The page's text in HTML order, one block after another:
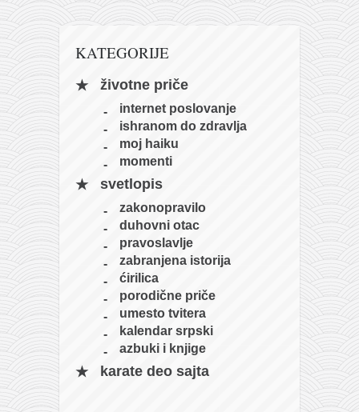
karate
kushanku
temashiwari
timbei rochin
tsunami dojo
KATEGORIJE
životne priče
internet poslovanje
ishranom do zdravlja
moj haiku
momenti
svetlopis
zakonopravilo
duhovni otac
pravoslavlje
zabranjena istorija
ćirilica
porodične priče
umesto tvitera
kalendar srpski
azbuki i knjige
karate deo sajta